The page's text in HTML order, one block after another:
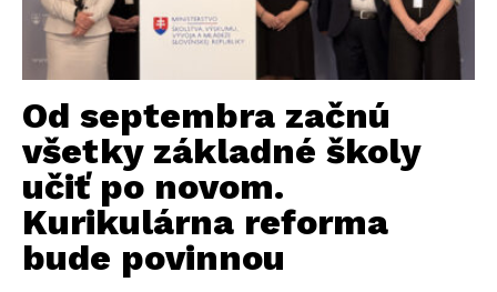
Od septembra začnú
všetky základné školy
učiť po novom.
Kurikulárna reforma
bude povinnou